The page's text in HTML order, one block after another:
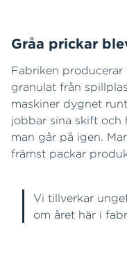
Gråa prickar
Fabriken producerar
granulat från
maskiner dygnet
jobbar sina skift och
man går på igen.
främst packar
Vi tillverkar
om året här i